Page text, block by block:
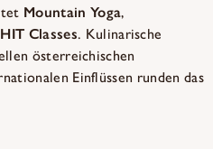
Mountain Yoga,
HIT Classes. Kulinarische
österreichischen
Einflüssen runden das